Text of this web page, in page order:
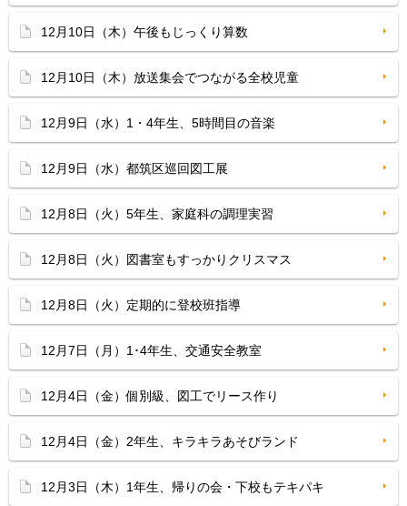
12月10日（木）午後もじっくり算数
12月10日（木）放送集会でつながる全校児童
12月9日（水）1・4年生、5時間目の音楽
12月9日（水）都筑区巡回図工展
12月8日（火）5年生、家庭科の調理実習
12月8日（火）図書室もすっかりクリスマス
12月8日（火）定期的に登校班指導
12月7日（月）1･4年生、交通安全教室
12月4日（金）個別級、図工でリース作り
12月4日（金）2年生、キラキラあそびランド
12月3日（木）1年生、帰りの会・下校もテキパキ